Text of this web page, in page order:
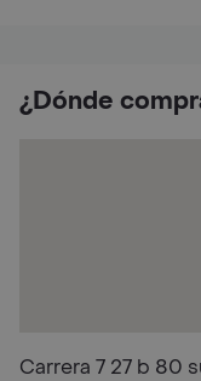
¿Dónde
Carrera 7 27 b 80